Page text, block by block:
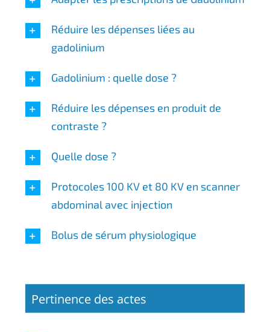
Réduire les dépenses liées au
gadolinium
Gadolinium : quelle dose ?
Réduire les dépenses en produit de
contraste ?
Quelle dose ?
Protocoles 100 KV et 80 KV en scanner
abdominal avec injection
Bolus de sérum physiologique
Pertinence des actes